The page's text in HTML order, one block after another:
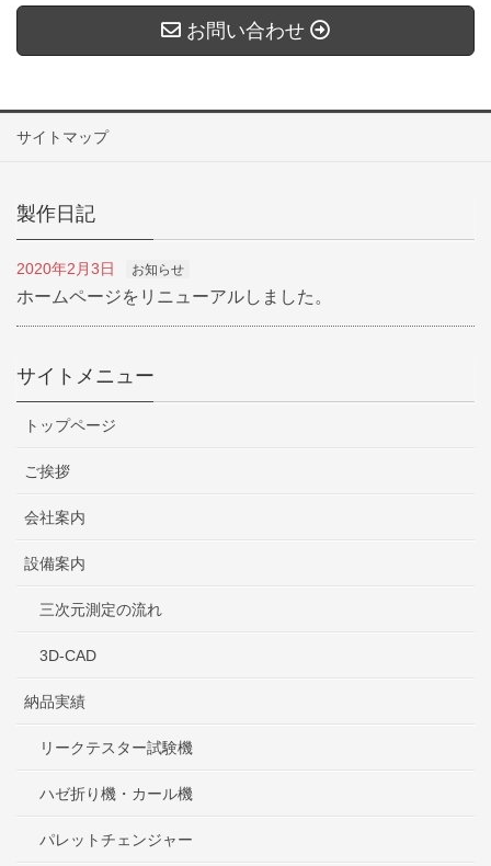
お問い合わせ
サイトマップ
製作日記
2020年2月3日 お知らせ
ホームページをリニューアルしました。
サイトメニュー
トップページ
ご挨拶
会社案内
設備案内
三次元測定の流れ
3D-CAD
納品実績
リークテスター試験機
ハゼ折り機・カール機
パレットチェンジャー